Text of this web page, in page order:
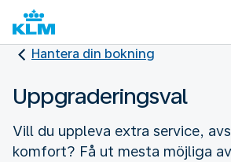
Hantera din bokning
Uppgraderingsval
Vill du uppleva extra service,
komfort? Få ut mesta möjliga